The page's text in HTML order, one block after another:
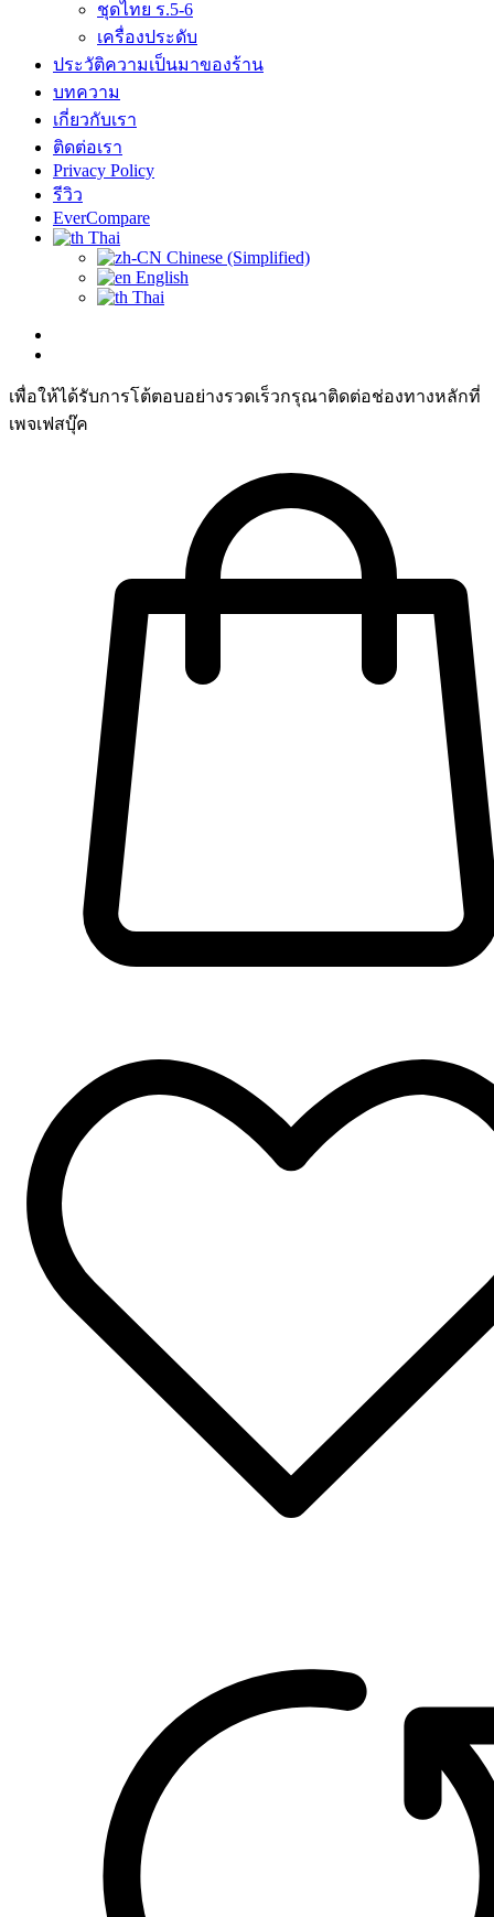
ชุดไทย ร.5-6
เครื่องประดับ
ประวัติความเป็นมาของร้าน
บทความ
เกี่ยวกับเรา
ติดต่อเรา
Privacy Policy
รีวิว
EverCompare
Thai
Chinese (Simplified)
English
Thai
เพื่อให้ได้รับการโต้ตอบอย่างรวดเร็วกรุณาติดต่อช่องทางหลักที่
เพจเฟสบุ๊ค